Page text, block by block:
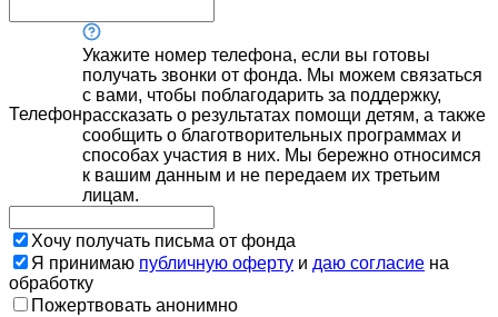
Телефон
Укажите номер телефона, если вы готовы
получать звонки от фонда. Мы можем связаться
с вами, чтобы поблагодарить за поддержку,
рассказать о результатах помощи детям, а также
сообщить о благотворительных программах и
способах участия в них. Мы бережно относимся
к вашим данным и не передаем их третьим
лицам.
Хочу получать письма от фонда
Я принимаю публичную оферту и даю согласие на
обработку
Пожертвовать анонимно